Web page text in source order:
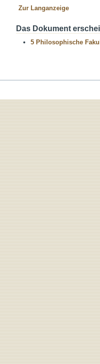
Zur Langanzeige
Das Dokument
5 Philosophische